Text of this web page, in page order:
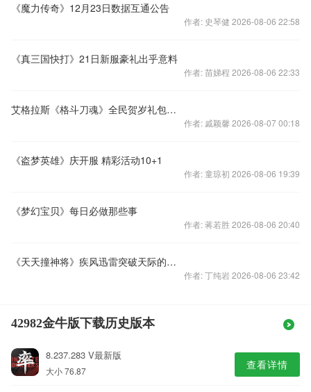
《魔力传奇》12月23日数据互通公告
作者: 史琴健 2026-08-06 22:58
《真三国快打》21日新服豪礼出乎意料
作者: 苗娣程 2026-08-06 22:33
艾格拉斯《格斗刀魂》全民贺岁礼包电影卡人人有
作者: 戚颖馨 2026-08-07 00:18
《盗梦英雄》庆开服 精彩活动10+1
作者: 童琼初 2026-08-06 19:39
《梦幻宝贝》每日必做那些事
作者: 蒋若胜 2026-08-06 20:40
《天天撞神将》疾风迅雷突破天际的弹珠卡牌
作者: 丁纯岩 2026-08-06 23:42
42982金牛版下载历史版本
8.237.283 V最新版
大小 76.87 查看详情